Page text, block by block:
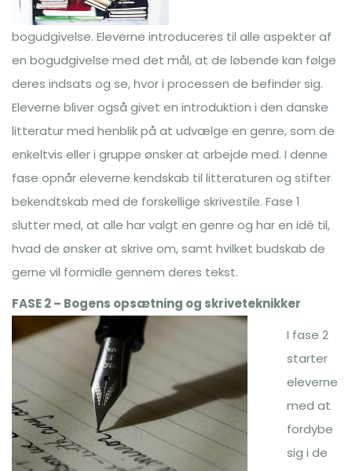
bogudgivelse. Eleverne introduceres til alle aspekter af
en bogudgivelse med det mål, at de løbende kan følge
deres indsats og se, hvor i processen de befinder sig.
Eleverne bliver også givet en introduktion i den danske
litteratur med henblik på at udvælge en genre, som de
enkeltvis eller i gruppe ønsker at arbejde med. I denne
fase opnår eleverne kendskab til litteraturen og stifter
bekendtskab med de forskellige skrivestile. Fase 1
slutter med, at alle har valgt en genre og har en idé til,
hvad de ønsker at skrive om, samt hvilket budskab de
gerne vil formidle gennem deres tekst.
FASE 2 – Bogens opsætning og skriveteknikker
I fase 2
starter
eleverne
med at
fordybe
sig i de